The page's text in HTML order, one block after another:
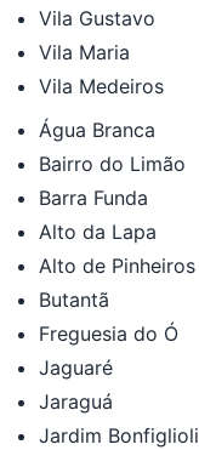
Vila Gustavo
Vila Maria
Vila Medeiros
Água Branca
Bairro do Limão
Barra Funda
Alto da Lapa
Alto de Pinheiros
Butantã
Freguesia do Ó
Jaguaré
Jaraguá
Jardim Bonfiglioli